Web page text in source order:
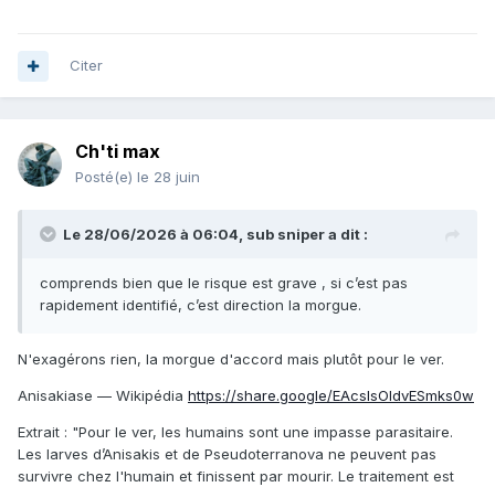
Citer
Ch'ti max
Posté(e) le 28 juin
Le 28/06/2026 à 06:04, sub snipera dit :
comprends bien que le risque est grave , si c’est pas
rapidement identifié, c’est direction la morgue.
N'exagérons rien, la morgue d'accord mais plutôt pour le ver.
Anisakiase — Wikipédia https://share.google/EAcslsOldvESmks0w
Extrait : "Pour le ver, les humains sont une impasse parasitaire.
Les larves d’Anisakis et de Pseudoterranova ne peuvent pas
survivre chez l'humain et finissent par mourir. Le traitement est